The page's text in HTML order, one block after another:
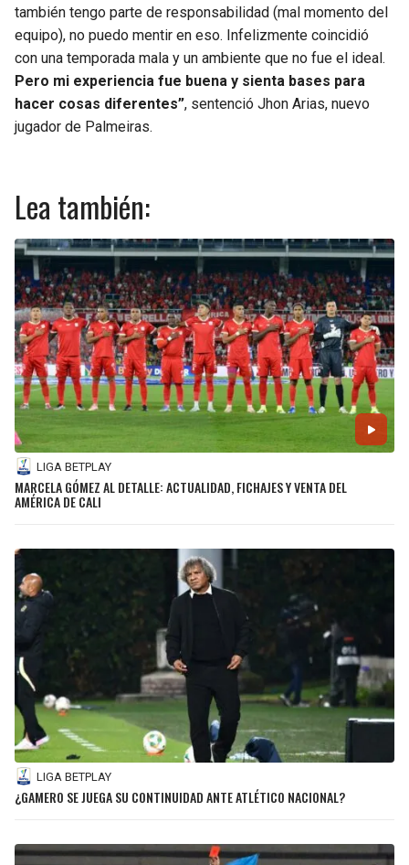
también tengo parte de responsabilidad (mal momento del
equipo), no puedo mentir en eso. Infelizmente coincidió
con una temporada mala y un ambiente que no fue el ideal.
Pero mi experiencia fue buena y sienta bases para
hacer cosas diferentes”, sentenció Jhon Arias, nuevo
jugador de Palmeiras.
Lea también:
LIGA BETPLAY
MARCELA GÓMEZ AL DETALLE: ACTUALIDAD, FICHAJES Y VENTA DEL
AMÉRICA DE CALI
LIGA BETPLAY
¿GAMERO SE JUEGA SU CONTINUIDAD ANTE ATLÉTICO NACIONAL?